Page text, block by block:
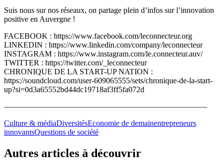
Suis nous sur nos réseaux, on partage plein d’infos sur l’innovation
positive en Auvergne !
FACEBOOK : https://www.facebook.com/leconnecteur.org
LINKEDIN : https://www.linkedin.com/company/leconnecteur
INSTAGRAM : https://www.instagram.com/le.connecteur.auv/
TWITTER : https://twitter.com/_leconnecteur
CHRONIQUE DE LA START-UP NATION :
https://soundcloud.com/user-609065555/sets/chronique-de-la-start-
up?si=0d3a65552bd44dc19718af3ff5fa072d
—————————————————————————–
Culture & médiaDiversitésEconomie de demainentrepreneurs
innovantsQuestions de société
Autres articles à découvrir